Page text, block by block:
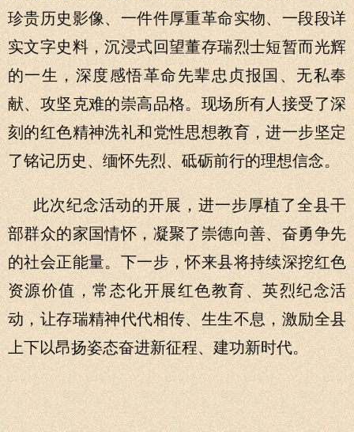
珍贵历史影像、一件件厚重革命实物、一段段详
实文字史料，沉浸式回望董存瑞烈士短暂而光辉
的一生，深度感悟革命先辈忠贞报国、无私奉
献、攻坚克难的崇高品格。现场所有人接受了深
刻的红色精神洗礼和党性思想教育，进一步坚定
了铭记历史、缅怀先烈、砥砺前行的理想信念。
此次纪念活动的开展，进一步厚植了全县干
部群众的家国情怀，凝聚了崇德向善、奋勇争先
的社会正能量。下一步，怀来县将持续深挖红色
资源价值，常态化开展红色教育、英烈纪念活
动，让存瑞精神代代相传、生生不息，激励全县
上下以昂扬姿态奋进新征程、建功新时代。